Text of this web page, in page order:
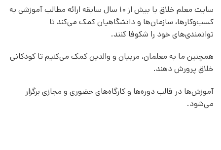
سایت معلم خلاق با بیش از 10 سال سابقه ارائه مطالب آموزشی به
کسب‌وکارها، سازمان‌ها و دانشگاهیان کمک می‌کند تا
توانمندی‌های خود را شکوفا کنند.
همچنین ما به معلمان، مربیان و والدین کمک می‌کنیم تا کودکانی
خلاق پرورش دهند.
آموزش‌ها در قالب دوره‌ها و کارگاه‌های حضوری و مجازی برگزار
می‌شود.